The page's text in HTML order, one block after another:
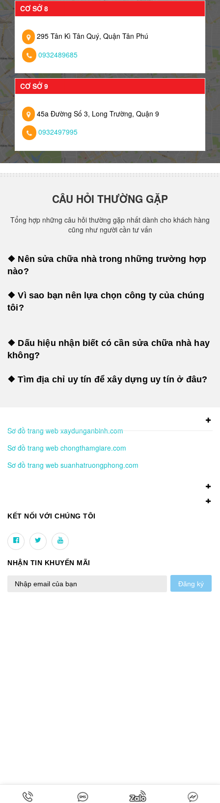
CƠ SỞ 8
295 Tân Kì Tân Quý, Quận Tân Phú
0932489685
CƠ SỞ 9
45a Đường Số 3, Long Trường, Quận 9
0932497995
CÂU HỎI THƯỜNG GẶP
Tổng hợp những câu hỏi thường gặp nhất dành cho khách hàng
cũng như người cần tư vấn
❖ Nên sửa chữa nhà trong những trường hợp
nào?
❖ Vì sao bạn nên lựa chọn công ty của chúng
tôi?
❖ Dấu hiệu nhận biết có cần sửa chữa nhà hay
không?
❖ Tìm địa chỉ uy tín để xây dựng uy tín ở đâu?
Sơ đồ trang web xaydunganbinh.com
Sơ đồ trang web chongthamgiare.com
Sơ đồ trang web suanhatruongphong.com
KẾT NỐI VỚI CHÚNG TÔI
NHẬN TIN KHUYẾN MÃI
Đăng ký